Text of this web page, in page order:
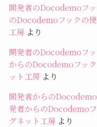
開発者のDocodemoフ
のDocodemoフックの
工房 より
開発者のDocodemoフ
からのDocodemoフッ
ット工房 より
開発者からの
発者からのDocodemo
グネット工房 より